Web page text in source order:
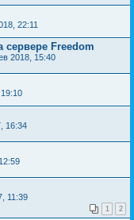
22:11
сервере Freedom
2018, 15:40
16:34
11:39
1 2